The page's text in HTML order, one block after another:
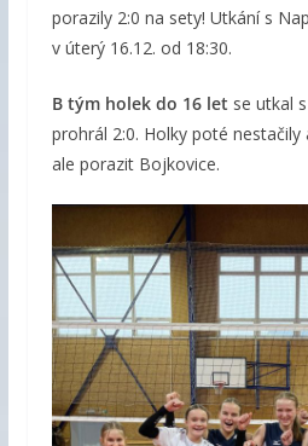
porazily 2:0 na sety! Utkání s
v úterý 16.12. od 18:30.
B tým holek do 16 let se utkal
prohrál 2:0. Holky poté
ale porazit Bojkovice.